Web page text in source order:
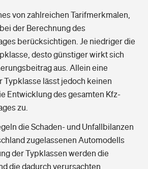
von zahlreichen Tarifmerkmalen,
der Berechnung des
berücksichtigen. Je niedriger die
desto günstiger wirkt sich
aus. Allein eine
Typklasse lässt jedoch keinen
Entwicklung des gesamten Kfz-
zu.
die Schaden- und Unfallbilanzen
zugelassenen Automodells
der Typklassen werden die
die dadurch verursachten